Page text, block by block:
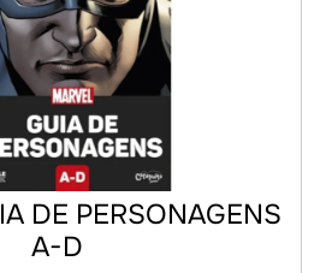
DE PERSONAGENS
A-D